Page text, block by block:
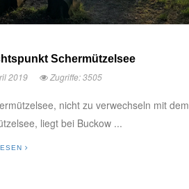
Schermützelsee
2019
Zugriffe: 3505
nicht zu verwechseln mit dem
liegt bei Buckow ...